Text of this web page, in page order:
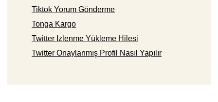
Tiktok Yorum Gönderme
Tonga Kargo
Twitter Izlenme Yükleme Hilesi
Twitter Onaylanmış Profil Nasıl Yapılır